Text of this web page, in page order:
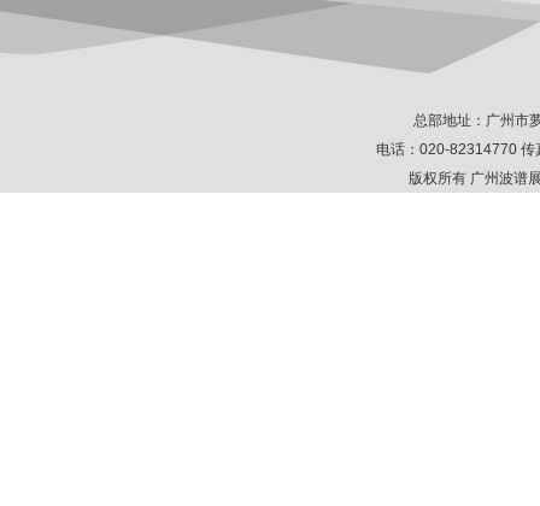
总部地址：广州市
电话：020-82314770
版权所有 广州波谱